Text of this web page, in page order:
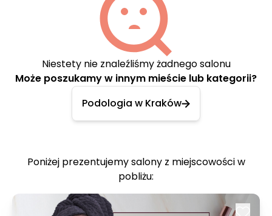
Niestety nie znaleźliśmy żadnego salonu
Może poszukamy w innym mieście lub kategorii?
Podologia w Kraków
Poniżej prezentujemy salony z miejscowości w
pobliżu: